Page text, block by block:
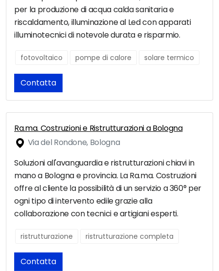
per la produzione di acqua calda sanitaria e
riscaldamento, illuminazione al Led con apparati
illuminotecnici di notevole durata e risparmio.
fotovoltaico pompe di calore solare termico
Contatta
Ra.ma. Costruzioni e Ristrutturazioni a Bologna
Via del Rondone, Bologna
Soluzioni all'avanguardia e ristrutturazioni chiavi in
mano a Bologna e provincia. La Ra.ma. Costruzioni
offre al cliente la possibilità di un servizio a 360° per
ogni tipo di intervento edile grazie alla
collaborazione con tecnici e artigiani esperti.
ristrutturazione ristrutturazione completa
Contatta